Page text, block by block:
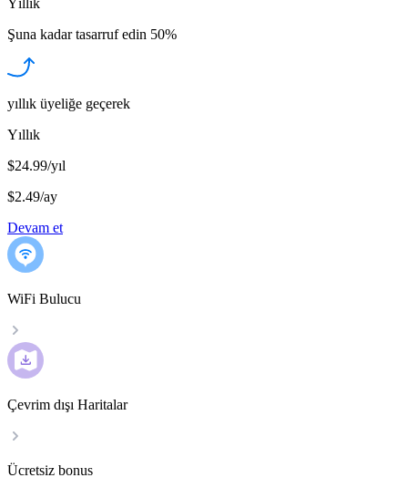
Yıllık
Şuna kadar tasarruf edin 50%
yıllık üyeliğe geçerek
Yıllık
$24.99/yıl
$2.49/ay
Devam et
WiFi Bulucu
Çevrim dışı Haritalar
Ücretsiz bonus